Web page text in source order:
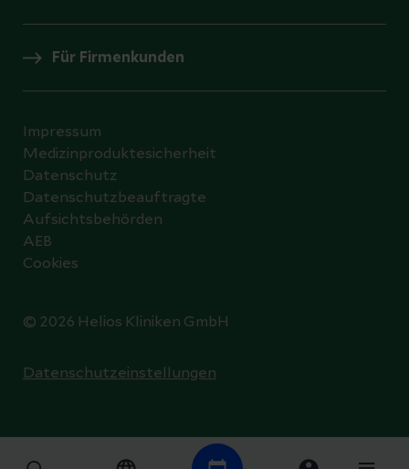
Für Firmenkunden
© 2026 Helios Kliniken GmbH
Impressum
Medizinproduktesicherheit
Datenschutz
Datenschutzbeauftragte
Aufsichtsbehörden
AEB
Cookies
Datenschutzeinstellungen